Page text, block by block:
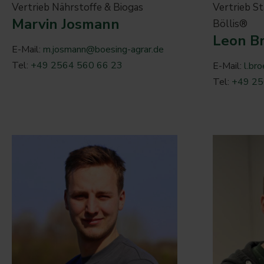
Vertrieb Nährstoffe & Biogas
Marvin Josmann
E-Mail: m.josmann@boesing-agrar.de
Tel: +49 2564 560 66 23
Vertrieb
Böllis®
Leon
E-Mail:
Tel: +49